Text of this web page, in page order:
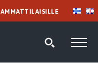
AMMATTILAISILLE